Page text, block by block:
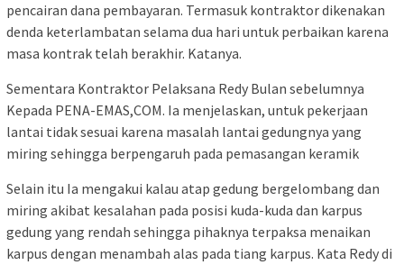
pencairan dana pembayaran. Termasuk kontraktor dikenakan
denda keterlambatan selama dua hari untuk perbaikan karena
masa kontrak telah berakhir. Katanya.
Sementara Kontraktor Pelaksana Redy Bulan sebelumnya
Kepada PENA-EMAS,COM. Ia menjelaskan, untuk pekerjaan
lantai tidak sesuai karena masalah lantai gedungnya yang
miring sehingga berpengaruh pada pemasangan keramik
Selain itu Ia mengakui kalau atap gedung bergelombang dan
miring akibat kesalahan pada posisi kuda-kuda dan karpus
gedung yang rendah sehingga pihaknya terpaksa menaikan
karpus dengan menambah alas pada tiang karpus. Kata Redy di